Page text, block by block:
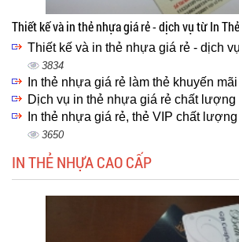
Thiết kế và in thẻ nhựa giá rẻ - dịch vụ từ In
Thiết kế và in thẻ nhựa giá rẻ - dịch
3834
In thẻ nhựa giá rẻ làm thẻ khuyến
Dịch vụ in thẻ nhựa giá rẻ chất lượng
In thẻ nhựa giá rẻ, thẻ VIP chất
3650
IN THẺ NHỰA CAO CẤP